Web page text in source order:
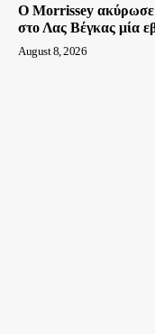
Ο Morrissey ακύρωσε
στο Λας Βέγκας μία
August 8, 2026